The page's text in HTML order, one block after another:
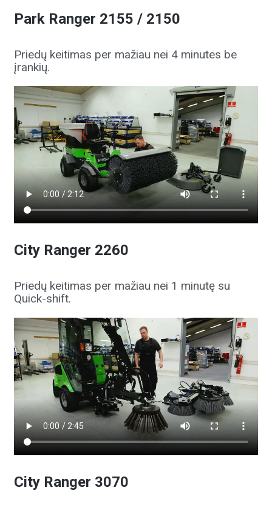
Park Ranger 2155 / 2150
Priedų keitimas per mažiau nei 4 minutes be
įrankių.
City Ranger 2260
Priedų keitimas per mažiau nei 1 minutę su
Quick-shift.
City Ranger 3070